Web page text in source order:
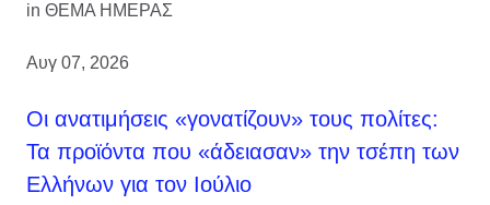
in ΘΕΜΑ ΗΜΕΡΑΣ
Αυγ 07, 2026
Οι ανατιμήσεις «γονατίζουν» τους πολίτες:
Τα προϊόντα που «άδειασαν» την τσέπη των
Ελλήνων για τον Ιούλιο